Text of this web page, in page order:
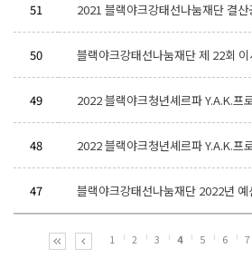
51 2021 블랙야크강태선나눔재단 결산
50 블랙야크강태선나눔재단 제 22회
49 2022 블랙야크청년셰르파 Y.A.K.프
48 2022 블랙야크청년셰르파 Y.A.K.프
47 블랙야크강태선나눔재단 2022년 예
1 2 3 4 5 6 7